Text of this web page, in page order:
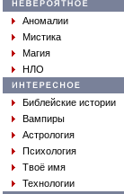
Аномалии
Мистика
Магия
НЛО
Библейские истории
Вампиры
Астрология
Психология
Твоё имя
Технологии